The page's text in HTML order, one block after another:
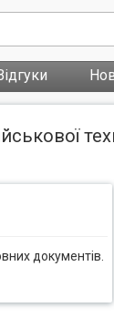
документів.